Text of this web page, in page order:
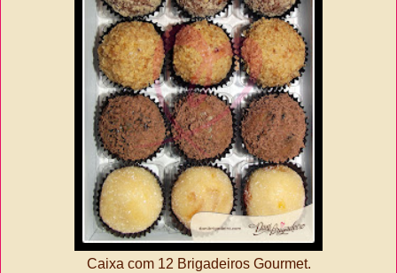
Caixa com 12 Brigadeiros Gourmet.